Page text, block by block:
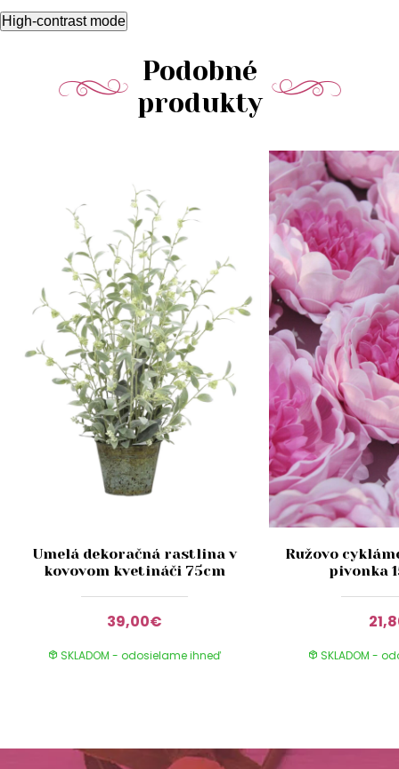
High-contrast mode
Podobné
produkty
Umelá dekoračná rastlina v
kovovom kvetináči 75cm
39,00€
SKLADOM - odosielame ihneď
Ružovo
pivonka
SKLADOM -